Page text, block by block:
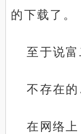
的下载了。
至于说
不存在
在网络上